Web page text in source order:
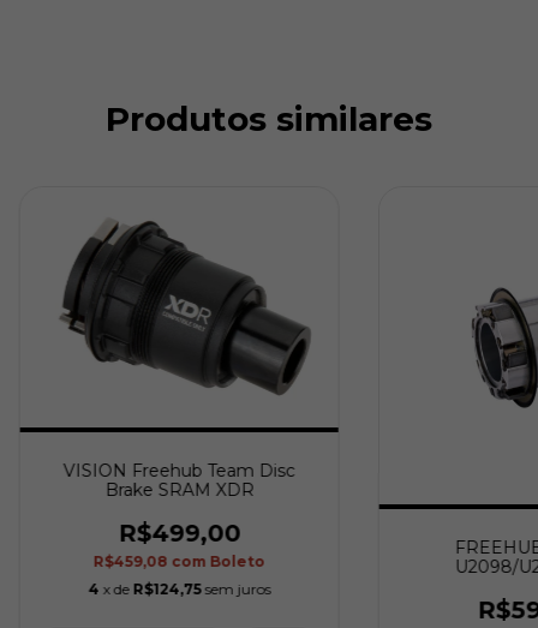
Produtos similares
VISION Freehub Team Disc
Brake SRAM XDR
R$499,00
R$459,08 com Boleto
4 x de R$124,75 sem juros
U2098/